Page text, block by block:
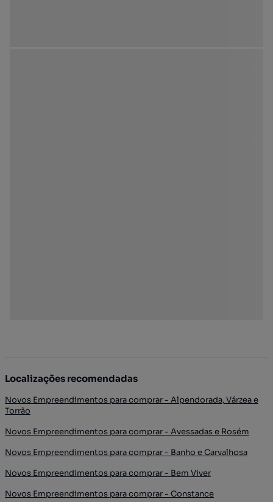
Localizações recomendadas
Novos Empreendimentos para comprar - Alpendorada, Várzea e
Torrão
Novos Empreendimentos para comprar - Avessadas e Rosém
Novos Empreendimentos para comprar - Banho e Carvalhosa
Novos Empreendimentos para comprar - Bem Viver
Novos Empreendimentos para comprar - Constance